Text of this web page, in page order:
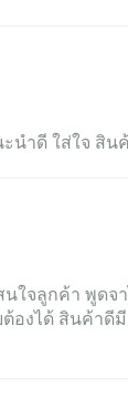
นำดี ใส่ใจ สิ
จลูกค้า พูดจ
ต้องได้ สินค้า